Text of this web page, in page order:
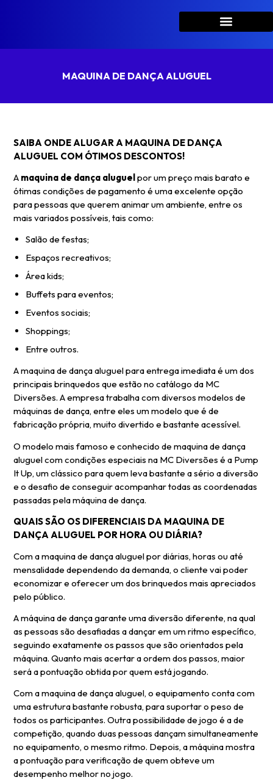
MAQUINA DE DANÇA ALUGUEL
SAIBA ONDE ALUGAR A MAQUINA DE DANÇA
ALUGUEL COM ÓTIMOS DESCONTOS!
A maquina de dança aluguelpor um preço mais barato e
ótimas condições de pagamento é uma excelente opção
para pessoas que querem animar um ambiente, entre os
mais variados possíveis, tais como:
Salão de festas;
Espaços recreativos;
Área kids;
Buffets para eventos;
Eventos sociais;
Shoppings;
Entre outros.
A maquina de dança aluguel para entrega imediata é um dos
principais brinquedos que estão no catálogo da MC
Diversões. A empresa trabalha com diversos modelos de
máquinas de dança, entre eles um modelo que é de
fabricação própria, muito divertido e bastante acessível.
O modelo mais famoso e conhecido de maquina de dança
aluguel com condições especiais na MC Diversões é a Pump
It Up, um clássico para quem leva bastante a sério a diversão
e o desafio de conseguir acompanhar todas as coordenadas
passadas pela máquina de dança.
QUAIS SÃO OS DIFERENCIAIS DA MAQUINA DE
DANÇA ALUGUEL POR HORA OU DIÁRIA?
Com a maquina de dança aluguel por diárias, horas ou até
mensalidade dependendo da demanda, o cliente vai poder
economizar e oferecer um dos brinquedos mais apreciados
pelo público.
A máquina de dança garante uma diversão diferente, na qual
as pessoas são desafiadas a dançar em um ritmo específico,
seguindo exatamente os passos que são orientados pela
máquina. Quanto mais acertar a ordem dos passos, maior
será a pontuação obtida por quem está jogando.
Com a maquina de dança aluguel, o equipamento conta com
uma estrutura bastante robusta, para suportar o peso de
todos os participantes. Outra possibilidade de jogo é a de
competição, quando duas pessoas dançam simultaneamente
no equipamento, o mesmo ritmo. Depois, a máquina mostra
a pontuação para verificação de quem obteve um
desempenho melhor no jogo.